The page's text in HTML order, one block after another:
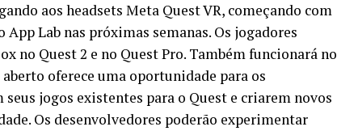
aos headsets Meta Quest VR, começando com
Lab nas próximas semanas. Os jogadores
no Quest 2 e no Quest Pro. Também funcionará no
oferece uma oportunidade para os
jogos existentes para o Quest e criarem novos
Os desenvolvedores poderão experimentar